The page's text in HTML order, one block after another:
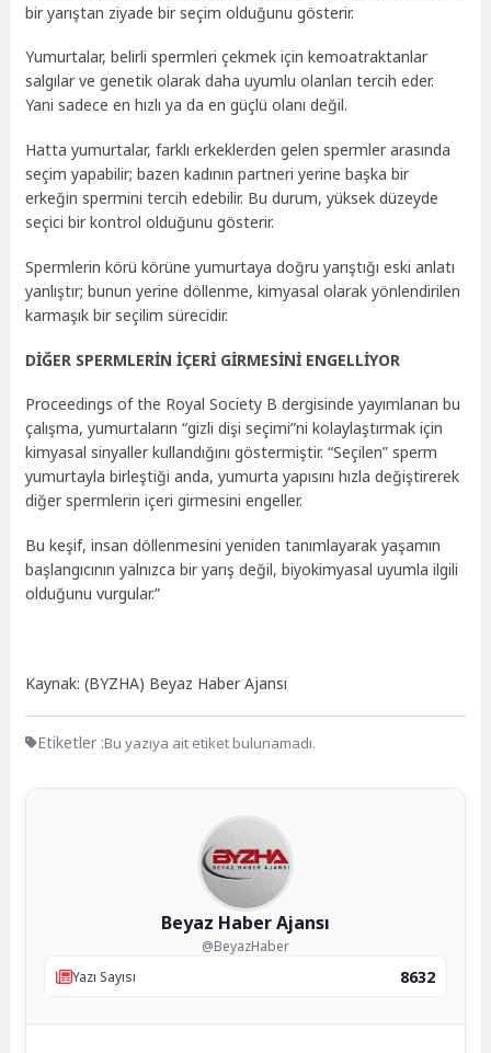
bir yarıştan ziyade bir seçim olduğunu gösterir.
Yumurtalar, belirli spermleri çekmek için kemoatraktanlar
salgılar ve genetik olarak daha uyumlu olanları tercih eder.
Yani sadece en hızlı ya da en güçlü olanı değil.
Hatta yumurtalar, farklı erkeklerden gelen spermler arasında
seçim yapabilir; bazen kadının partneri yerine başka bir
erkeğin spermini tercih edebilir. Bu durum, yüksek düzeyde
seçici bir kontrol olduğunu gösterir.
Spermlerin körü körüne yumurtaya doğru yarıştığı eski anlatı
yanlıştır; bunun yerine döllenme, kimyasal olarak yönlendirilen
karmaşık bir seçilim sürecidir.
DİĞER SPERMLERİN İÇERİ GİRMESİNİ ENGELLİYOR
Proceedings of the Royal Society B dergisinde yayımlanan bu
çalışma, yumurtaların “gizli dişi seçimi”ni kolaylaştırmak için
kimyasal sinyaller kullandığını göstermiştir. “Seçilen” sperm
yumurtayla birleştiği anda, yumurta yapısını hızla değiştirerek
diğer spermlerin içeri girmesini engeller.
Bu keşif, insan döllenmesini yeniden tanımlayarak yaşamın
başlangıcının yalnızca bir yarış değil, biyokimyasal uyumla ilgili
olduğunu vurgular.”
Kaynak: (BYZHA) Beyaz Haber Ajansı
Etiketler :Bu yazıya ait etiket bulunamadı.
Beyaz Haber Ajansı
@BeyazHaber
Yazı Sayısı
8632